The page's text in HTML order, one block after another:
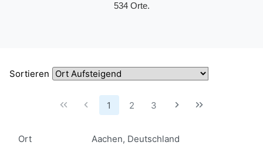
534 Orte.
Sortieren
1 2 3
Ort Aachen, Deutschland